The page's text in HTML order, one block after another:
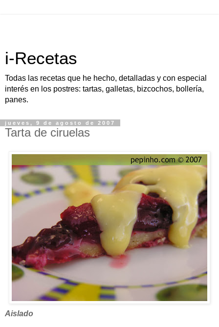
i-Recetas
Todas las recetas que he hecho, detalladas y con especial
interés en los postres: tartas, galletas, bizcochos, bollería,
panes.
jueves, 9 de agosto de 2007
Tarta de ciruelas
Aislado